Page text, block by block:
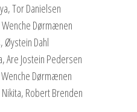
Tor Danielsen
Wenche Dørmænen
Øystein Dahl
Are Jostein Pedersen
Wenche Dørmænen
Robert Brenden